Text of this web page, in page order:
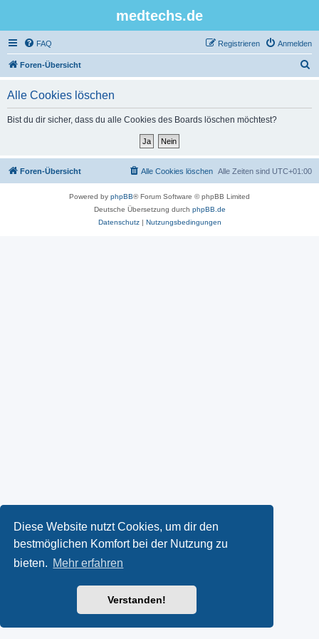
Diese Website nutzt Cookies, um dir den
bestmöglichen Komfort bei der Nutzung zu
bieten. Mehr erfahren
Verstanden!
medtechs.de
FAQ Anmelden
Registrieren
Foren-Übersicht
Alle Cookies löschen
Bist du dir sicher, dass du alle Cookies des Boards löschen möchtest?
Foren-Übersicht Alle Zeiten sind UTC+01:00
Alle Cookies löschen
Powered by phpBB® Forum Software © phpBB Limited
Deutsche Übersetzung durch phpBB.de
Datenschutz| Nutzungsbedingungen